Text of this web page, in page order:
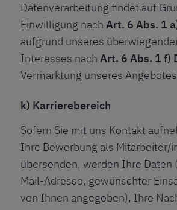
Datenverarbeitung findet auf
Einwilligung nach Art. 6 Abs. 1
aufgrund unseres
Interesses nach Art. 6 Abs. 1 f)
Vermarktung unseres
k) Karrierebereich
Sofern Sie mit uns Kontakt
Ihre Bewerbung als Mitarbeiter/
übersenden, werden Ihre Daten
Mail-Adresse, gewünschter
von Ihnen angegeben), Ihre